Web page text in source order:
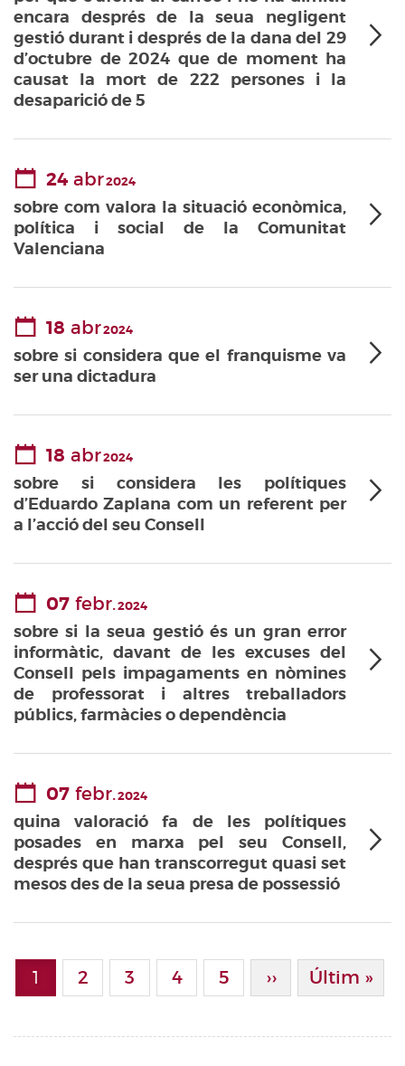
encara després de la seua negligent
gestió durant i després de la dana del 29
d’octubre de 2024 que de moment ha
causat la mort de 222 persones i la
desaparició de 5
24 abr2024
sobre com valora la situació econòmica,
política i social de la Comunitat
Valenciana
18 abr2024
sobre si considera que el franquisme va
ser una dictadura
18 abr2024
sobre si considera les polítiques
d’Eduardo Zaplana com un referent per
a l’acció del seu Consell
07 febr.2024
sobre si la seua gestió és un gran error
informàtic, davant de les excuses del
Consell pels impagaments en nòmines
de professorat i altres treballadors
públics, farmàcies o dependència
07 febr.2024
quina valoració fa de les polítiques
posades en marxa pel seu Consell,
després que han transcorregut quasi set
mesos des de la seua presa de possessió
Paginació
Pàgina actual
1 Page
2 Page
3 Page
4 Page
5 Pàgina
›› Última
Últim »